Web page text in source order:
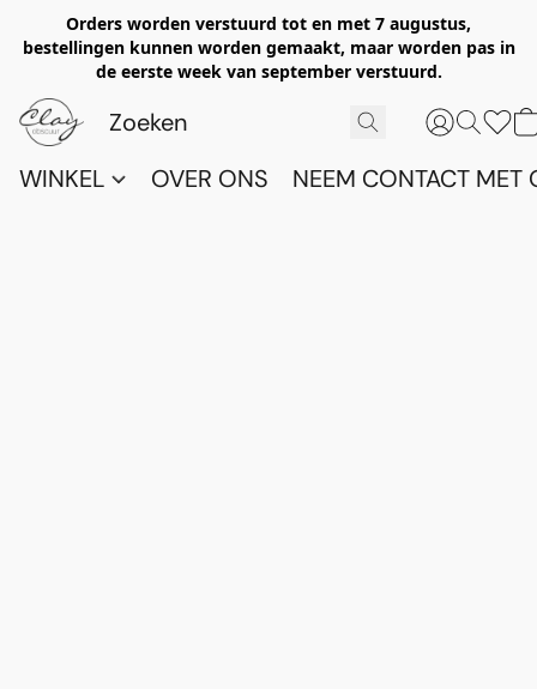
Orders worden verstuurd tot en met 7 augustus,
bestellingen kunnen worden gemaakt, maar worden pas in
de eerste week van september verstuurd.
WINKEL OVER ONS NEEM CONTACT MET